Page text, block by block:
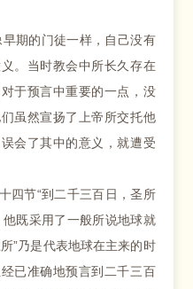
期的门徒一样，自己没有
。当时教会中所长久存在
于预言中重要的一点，没
虽然宣扬了上帝所交托他
会了其中的意义，就遭受
节“到二千三百日，圣所
既采用了一般所说地球就
”乃是代表地球在主来的时
已准确地预言到二千三百